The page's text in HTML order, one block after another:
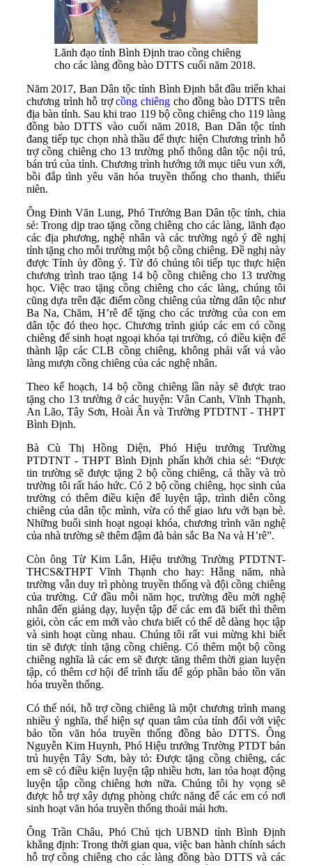
Lãnh đạo tỉnh Bình Định trao cồng chiêng
cho các làng đồng bào DTTS cuối năm 2018.
Năm 2017, Ban Dân tộc tỉnh Bình Định bắt đầu triển khai
chương trình hỗ trợcồng chiêng cho đồng bào DTTS trên
địa bàn tỉnh. Sau khi trao 119 bộ cồng chiêng cho 119 làng
đồng bào DTTS vào cuối năm 2018, Ban Dân tộc tỉnh
đang tiếp tục chọn nhà thầu để thực hiện Chương trình hỗ
trợ cồng chiêng cho 13 trường phổ thông dân tộc nội trú,
bán trú của tỉnh. Chương trình hướng tới mục tiêu vun xới,
bồi đắp tình yêu văn hóa truyền thống cho thanh, thiếu
niên.
Ông Đinh Văn Lung, Phó Trưởng Ban Dân tộc tỉnh, chia
sẻ: Trong dịp trao tặng cồng chiêng cho các làng, lãnh đạo
các địa phương, nghệ nhân và các trường ngỏ ý đề nghị
tỉnh tặng cho mỗi trường một bộ cồng chiêng. Đề nghị này
được Tỉnh ủy đồng ý. Từ đó chúng tôi tiếp tục thực hiện
chương trình trao tặng 14 bộ cồng chiêng cho 13 trường
học. Việc trao tặng cồng chiêng cho các làng, chúng tôi
cũng dựa trên đặc điểm cồng chiêng của từng dân tộc như
Ba Na, Chăm, H’rê để tặng cho các trường của con em
dân tộc đó theo học. Chương trình giúp các em có cồng
chiêng để sinh hoạt ngoại khóa tại trường, có điều kiện để
thành lập các CLB cồng chiêng, không phải vất vả vào
làng mượn cồng chiêng của các nghệ nhân.
Theo kế hoạch, 14 bộ cồng chiêng lần này sẽ được trao
tặng cho 13 trường ở các huyện: Vân Canh, Vĩnh Thạnh,
An Lão, Tây Sơn, Hoài Ân và Trường PTDTNT - THPT
Bình Định.
Bà Cù Thị Hồng Diện, Phó Hiệu trưởng Trường
PTDTNT - THPT Bình Định phấn khởi chia sẻ: “Được
tin trường sẽ được tặng 2 bộ cồng chiêng, cả thầy và trò
trường tôi rất háo hức. Có 2 bộ cồng chiêng, học sinh của
trường có thêm điều kiện để luyện tập, trình diễn cồng
chiêng của dân tộc mình, vừa có thể giao lưu với bạn bè.
Những buổi sinh hoạt ngoại khóa, chương trình văn nghệ
của nhà trường sẽ thêm đậm đà bản sắc Ba Na và H’rê”.
Còn ông Từ Kim Lân, Hiệu trưởng Trường PTDTNT-
THCS&THPT Vĩnh Thạnh cho hay: Hằng năm, nhà
trường vẫn duy trì phòng truyền thống và đội cồng chiêng
của trường. Cứ đầu mỗi năm học, trường đều mời nghệ
nhân đến giảng dạy, luyện tập để các em đã biết thì thêm
giỏi, còn các em mới vào chưa biết có thể dễ dàng học tập
và sinh hoạt cùng nhau. Chúng tôi rất vui mừng khi biết
tin sẽ được tỉnh tặng cồng chiêng. Có thêm một bộ cồng
chiêng nghĩa là các em sẽ được tăng thêm thời gian luyện
tập, có thêm cơ hội để trình tấu để góp phần bảo tồn văn
hóa truyền thống.
Có thể nói, hỗ trợ cồng chiêng là một chương trình mang
nhiều ý nghĩa, thể hiện sự quan tâm của tỉnh đối với việc
bảo tồn văn hóa truyền thống đồng bào DTTS. Ông
Nguyễn Kim Huynh, Phó Hiệu trưởng Trường PTDT bán
trú huyện Tây Sơn, bày tỏ: Được tặng cồng chiêng, các
em sẽ có điều kiện luyện tập nhiều hơn, lan tỏa hoạt động
luyện tập cồng chiêng hơn nữa. Chúng tôi hy vọng sẽ
được hỗ trợ xây dựng phòng chức năng để các em có nơi
sinh hoạt văn hóa truyền thống thoải mái hơn.
Ông Trần Châu, Phó Chủ tịch UBND tỉnh Bình Định
khẳng định: Trong thời gian qua, việc ban hành chính sách
hỗ trợ cồng chiêng cho các làng đồng bào DTTS và các